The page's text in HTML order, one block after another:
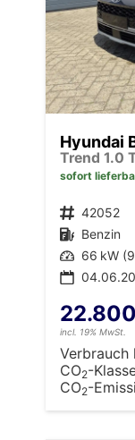
Hyundai
sofort
Fahrzeugnr. 42052
Kraftstoff Benzin
Leistung 66 kW
incl. 19% MwSt.
Verbrauch
CO2-
CO2-